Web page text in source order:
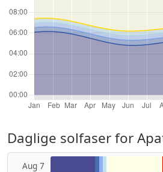
Daglige solfaser for
Aug 7